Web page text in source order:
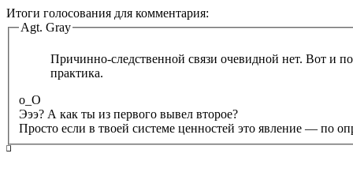
Итоги голосования для комментария:
Agt. Gray
Причинно-следственной связи очевидной нет. Вот и
практика.
о_О
Эээ? А как ты из первого вывел второе?
Просто если в твоей системе ценностей это явление — по